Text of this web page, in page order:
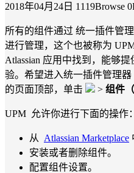
2018年04月24日 1119Browse
所有的组件通过 统一插件管理
进行管理，这个也被称为
Atlassian 应用中找到，能够
验。希望进入统一插件管理器
的页面顶部，单击
> 组件
UPM 允许你进行下面的操作：
从 Atlassian Marketplace
安装或者删除组件。
配置组件设置。